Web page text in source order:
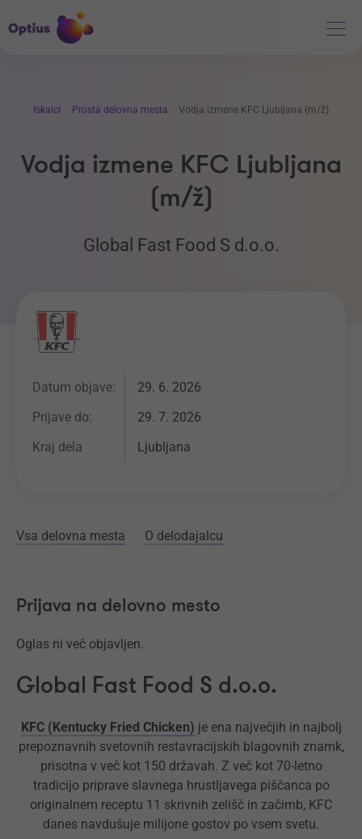
Iskalci Prosta delovna mesta Vodja izmene KFC Ljubljana (m/ž)
Vodja izmene KFC Ljubljana
(m/ž)
Global Fast Food S d.o.o.
Datum objave:
29. 6. 2026
Prijave do:
29. 7. 2026
Kraj dela
Ljubljana
Vsa delovna mesta O delodajalcu
Prijava na delovno mesto
Oglas ni več objavljen.
Global Fast Food S d.o.o.
KFC (Kentucky Fried Chicken) je ena največjih in najbolj
prepoznavnih svetovnih restavracijskih blagovnih znamk,
prisotna v več kot 150 državah. Z več kot 70-letno
tradicijo priprave slavnega hrustljavega piščanca po
originalnem receptu 11 skrivnih zelišč in začimb, KFC
danes navdušuje milijone gostov po vsem svetu.